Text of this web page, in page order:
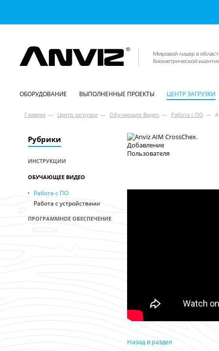
ОБОРУДОВАНИЕ ВЫПОЛНЕННЫЕ ПРОЕКТЫ ЦЕНТР ЗАГРУЗКИ
Главная — Центр загрузки — Обучающее Видео — Работа с ПО —
Рубрики
ИНСТРУКЦИИ
ОБУЧАЮЩЕЕ ВИДЕО
Работа с ПО
Работа с устройствами
ПРОГРАММНОЕ ОБЕСПЕЧЕНИЕ
Назад в раздел